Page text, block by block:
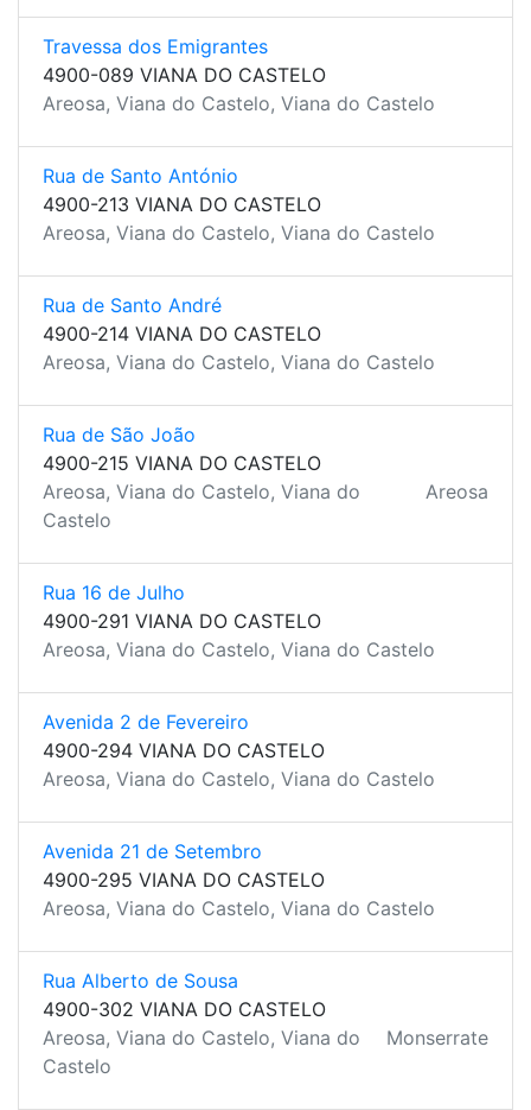
Travessa dos Emigrantes
4900-089 VIANA DO CASTELO
Areosa, Viana do Castelo, Viana do Castelo
Rua de Santo António
4900-213 VIANA DO CASTELO
Areosa, Viana do Castelo, Viana do Castelo
Rua de Santo André
4900-214 VIANA DO CASTELO
Areosa, Viana do Castelo, Viana do Castelo
Rua de São João
4900-215 VIANA DO CASTELO
Areosa, Viana do Castelo, Viana do
Castelo
Areosa
Rua 16 de Julho
4900-291 VIANA DO CASTELO
Areosa, Viana do Castelo, Viana do Castelo
Avenida 2 de Fevereiro
4900-294 VIANA DO CASTELO
Areosa, Viana do Castelo, Viana do Castelo
Avenida 21 de Setembro
4900-295 VIANA DO CASTELO
Areosa, Viana do Castelo, Viana do Castelo
Rua Alberto de Sousa
4900-302 VIANA DO CASTELO
Areosa, Viana do Castelo, Viana do
Castelo
Monserrate